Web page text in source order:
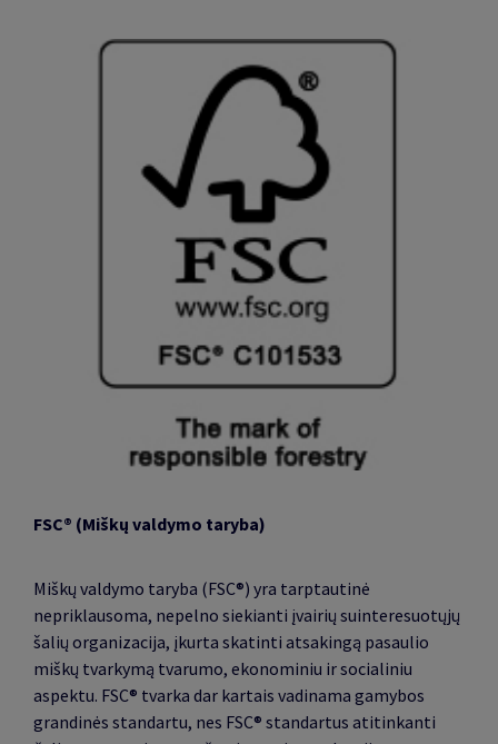
FSC® (Miškų valdymo taryba)
Miškų valdymo taryba (FSC®) yra tarptautinė
nepriklausoma, nepelno siekianti įvairių suinteresuotųjų
šalių organizacija, įkurta skatinti atsakingą pasaulio
miškų tvarkymą tvarumo, ekonominiu ir socialiniu
aspektu. FSC® tvarka dar kartais vadinama gamybos
grandinės standartu, nes FSC® standartus atitinkanti